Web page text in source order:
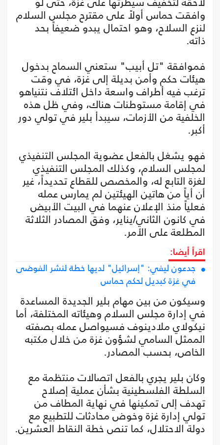
وافقت حماس أولاً على مقترح مجلس السلام
لنزع السلاح، وهو احتمال يبدو ضعيفاً بحد
ذاته.
فموافقة "تل أبيب" ستعني السماح بدخول
هيئات حكم وأمن بديلة إلى غزة، في وقت
ترغب فيه أطراف واسعة داخل ائتلاف نتنياهو
في إقامة مستوطنات هناك، وفي ظل هذه
الخلفية من الأزمات، سيبدأ بلير في تولي دور
أكبر.
فهو يشغل بالفعل عضوية المجلس التنفيذي
لمجلس السلام، وكذلك المجلس التنفيذي
لغزة التابع له، والمخصص للقطاع تحديداً، غير
أن أياً من هاتين الهيئتين لم يمارس عمله
فعلياً منذ الإعلان عنهما في البيت الأبيض
في كانون الثاني/يناير، وفق المصادر الثلاثة
المطلعة على الأمر.
اقرأ أيضا:
جدعون ليفي: "إسرائيل" لديها خطة لنشر الفوضى
في غزة كبديل لحكم حماس
وسيكون من بين مهام بلير الجديدة المساعدة
في إدارة مجلس السلام وهيئاته المختلفة، أما
نيكولاي ملادينوف فسيواصل عمله بصفته
الممثل السامي لشؤون غزة من خلال مكتبه
الخاص، بحسب المصادر.
وكان بلير يجري بالفعل اتصالات منتظمة مع
السلطة الفلسطينية بشأن عملية إصلاح
تهدف إلى تمكينها في نهاية المطاف من
تولي إدارة غزة وخوض محادثات للتطبيع مع
دولة الاحتلال، كما تنص خطة النقاط العشرين.